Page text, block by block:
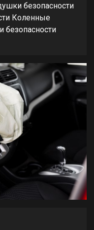
безопасности
Коленные
безопасности